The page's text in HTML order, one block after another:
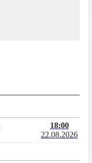
18:00
22.08.2026